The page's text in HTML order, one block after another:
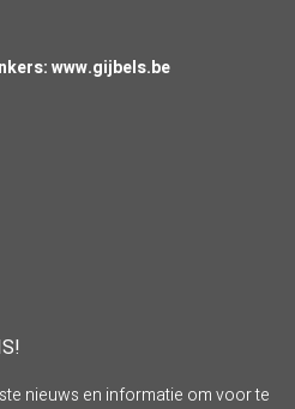
www.gijbels.be
nieuws en informatie om voor te